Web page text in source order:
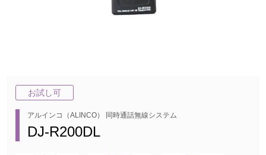
お試し可
アルインコ（ALINCO） 同時通話無線システム
DJ-R200DL